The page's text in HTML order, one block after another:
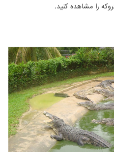
را مشاهده کنید.